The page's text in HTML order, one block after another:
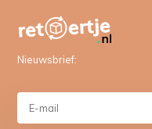
Nieuwsbrief: